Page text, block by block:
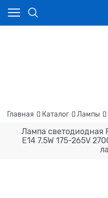
Главная Каталог Лампы
Лампа светодиодная
E14 7.5W 175-265V